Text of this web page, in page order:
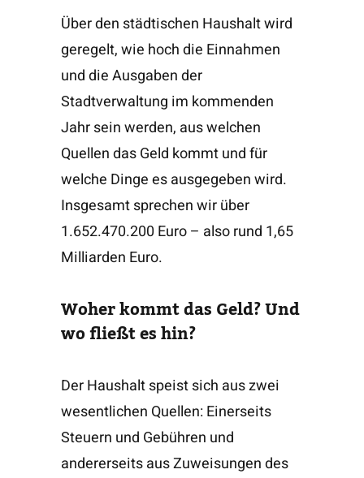
Über den städtischen Haushalt wird
geregelt, wie hoch die Einnahmen
und die Ausgaben der
Stadtverwaltung im kommenden
Jahr sein werden, aus welchen
Quellen das Geld kommt und für
welche Dinge es ausgegeben wird.
Insgesamt sprechen wir über
1.652.470.200 Euro – also rund 1,65
Milliarden Euro.
Woher kommt das Geld? Und
wo fließt es hin?
Der Haushalt speist sich aus zwei
wesentlichen Quellen: Einerseits
Steuern und Gebühren und
andererseits aus Zuweisungen des